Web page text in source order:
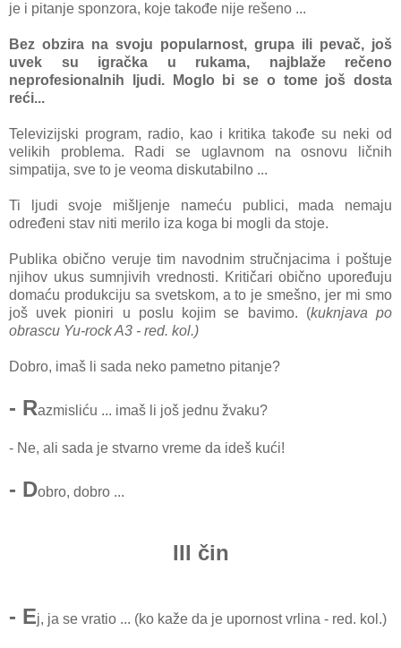
je i pitanje sponzora, koje takođe nije rešeno ...
Bez obzira na svoju popularnost, grupa ili pevač, još
uvek su igračka u rukama, najblaže rečeno
neprofesionalnih ljudi. Moglo bi se o tome još dosta
reći...
Televizijski program, radio, kao i kritika takođe su neki od
velikih problema. Radi se uglavnom na osnovu ličnih
simpatija, sve to je veoma diskutabilno ...
Ti ljudi svoje mišljenje nameću publici, mada nemaju
određeni stav niti merilo iza koga bi mogli da stoje.
Publika obično veruje tim navodnim stručnjacima i poštuje
njihov ukus sumnjivih vrednosti. Kritičari obično upoređuju
domaću produkciju sa svetskom, a to je smešno, jer mi smo
još uvek pioniri u poslu kojim se bavimo. (kuknjava po
obrascu Yu-rock A3 - red. kol.)
Dobro, imaš li sada neko pametno pitanje?
- Razmisliću ... imaš li još jednu žvaku?
- Ne, ali sada je stvarno vreme da ideš kući!
- Dobro, dobro ...
III čin
- Ej, ja se vratio ... (ko kaže da je upornost vrlina - red. kol.)